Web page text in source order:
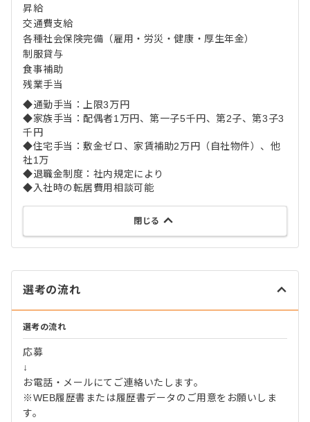
昇給
交通費支給
各種社会保険完備（雇用・労災・健康・厚生年金）
制服貸与
食事補助
残業手当
◆通勤手当：上限3万円
◆家族手当：配偶者1万円、第一子5千円、第2子、第3子3
千円
◆住宅手当：敷金ゼロ、家賃補助2万円（自社物件）、他
社1万
◆退職金制度：社内規定により
◆入社時の転居費用相談可能
閉じる
選考の流れ
選考の流れ
応募
↓
お電話・メールにてご連絡いたします。
※WEB履歴書または履歴書データのご用意をお願いしま
す。